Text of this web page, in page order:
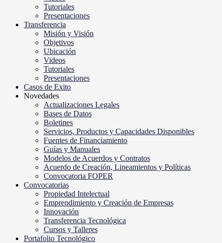
Tutoriales
Presentaciones
Transferencia
Misión y Visión
Objetivos
Ubicación
Videos
Tutoriales
Presentaciones
Casos de Exito
Novedades
Actualizaciones Legales
Bases de Datos
Boletines
Servicios, Productos y Capacidades Disponibles
Fuentes de Financiamiento
Guías y Manuales
Modelos de Acuerdos y Contratos
Acuerdo de Creación, Lineamientos y Políticas
Convocatoria FOPER
Convocatorias
Propiedad Intelectual
Emprendimiento y Creación de Empresas
Innovación
Transferencia Tecnológica
Cursos y Talleres
Portafolio Tecnológico